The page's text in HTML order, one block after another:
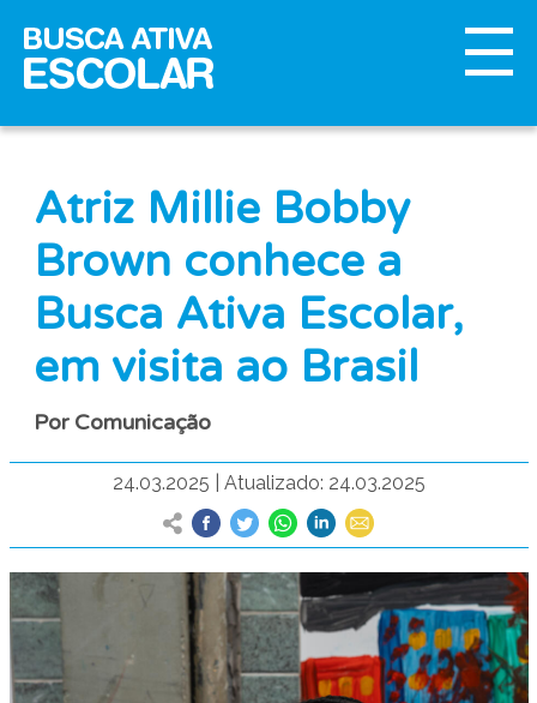
Atriz Millie Bobby
Brown conhece a
Busca Ativa Escolar,
em visita ao Brasil
Por Comunicação
24.03.2025 Atualizado: 24.03.2025